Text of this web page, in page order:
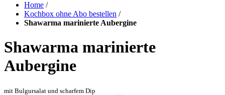
Home /
Kochbox ohne Abo bestellen /
Shawarma marinierte Aubergine
Shawarma marinierte
Aubergine
mit Bulgursalat und scharfem Dip